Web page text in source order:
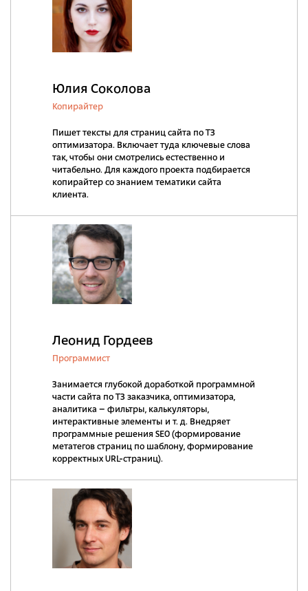
Юлия Соколова
Копирайтер
Пишет тексты для страниц сайта по ТЗ
оптимизатора. Включает туда ключевые слова
так, чтобы они смотрелись естественно и
читабельно. Для каждого проекта подбирается
копирайтер со знанием тематики сайта
клиента.
Леонид Гордеев
Программист
Занимается глубокой доработкой программной
части сайта по ТЗ заказчика, оптимизатора,
аналитика – фильтры, калькуляторы,
интерактивные элементы и т. д. Внедряет
программные решения SEO (формирование
метатегов страниц по шаблону, формирование
корректных URL-страниц).